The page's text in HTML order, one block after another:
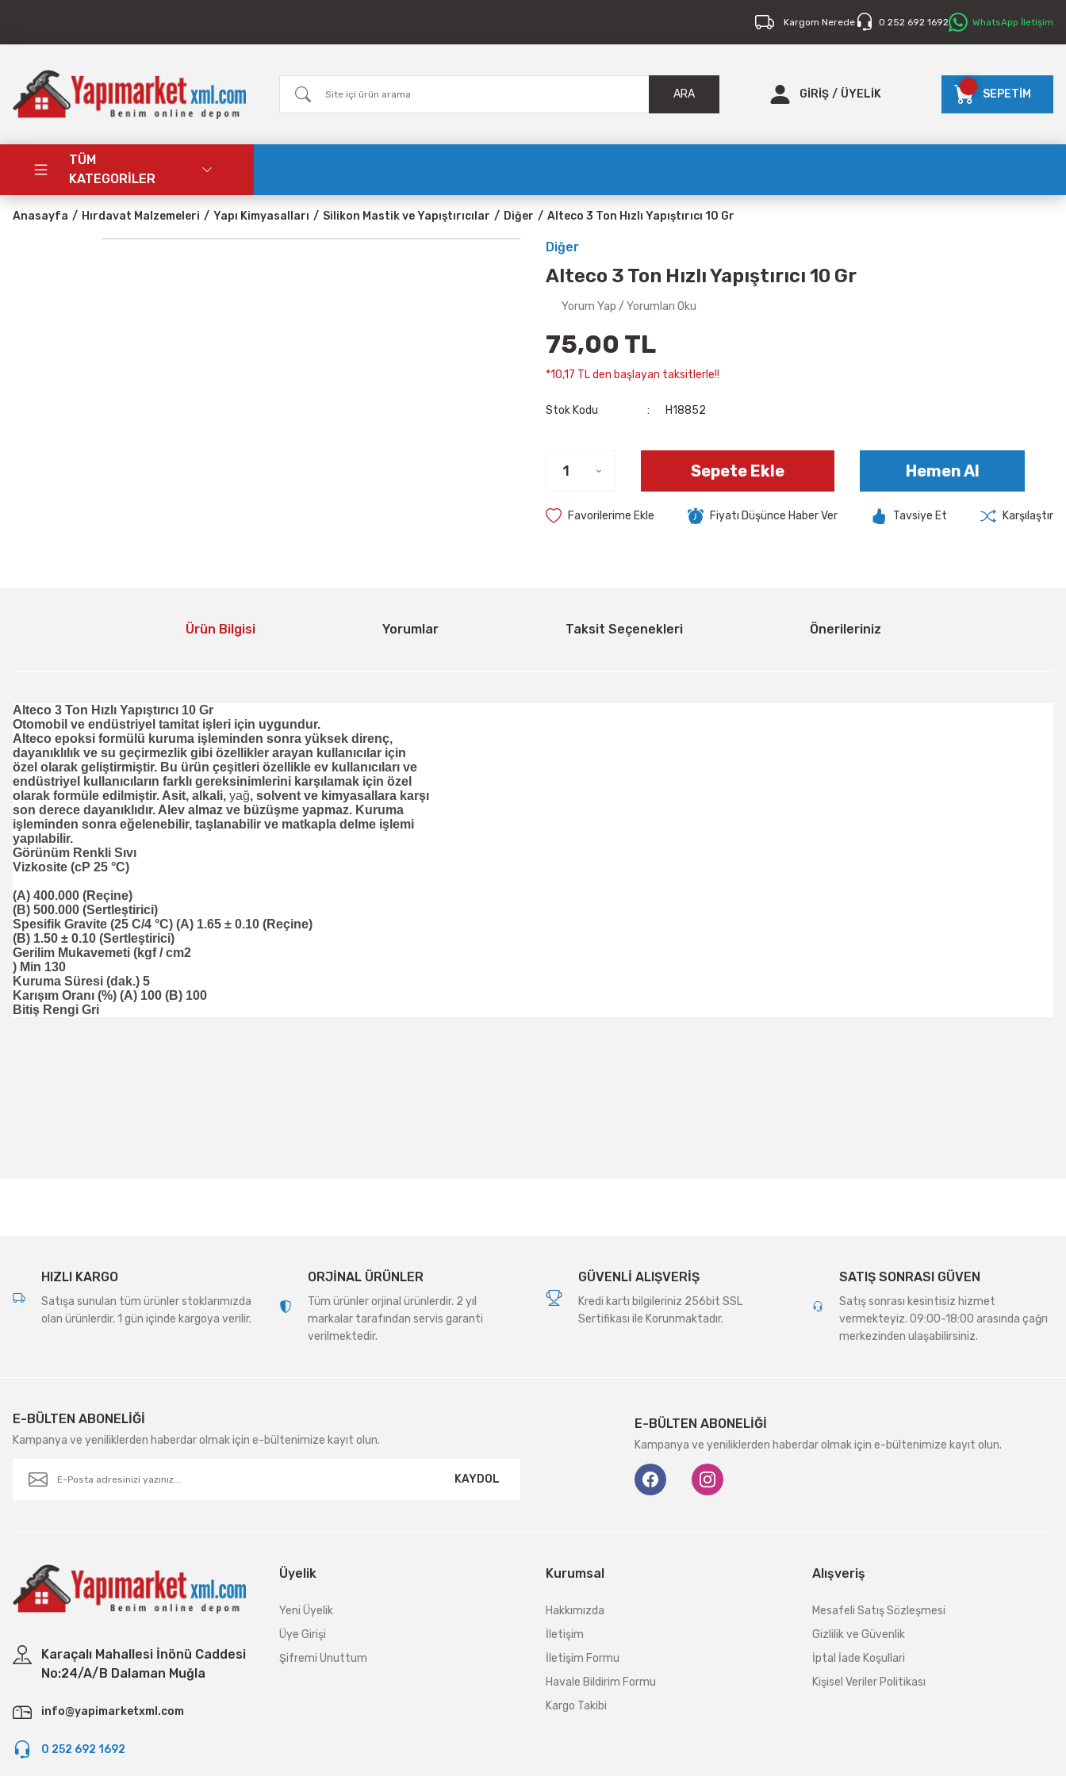
Kargom Nerede 0 252 692 1692 WhatsApp İletişim
ARA GİRİŞ / ÜYELİK SEPETİM
TÜM
KATEGORİLER
Anasayfa Hırdavat Malzemeleri Yapı Kimyasalları Silikon Mastik ve Yapıştırıcılar Diğer Alteco 3 Ton Hızlı Yapıştırıcı 10 Gr
Diğer
Alteco 3 Ton Hızlı Yapıştırıcı 10 Gr
Yorum Yap / Yorumları Oku
75,00 TL
*10,17 TL den başlayan taksitlerle!!
Stok Kodu H18852
Sepete Ekle Hemen Al
Fiyatı Düşünce Haber Ver Tavsiye Et Karşılaştır
Ürün Bilgisi Yorumlar Taksit Seçenekleri Önerileriniz
Alteco 3 Ton Hızlı Yapıştırıcı 10 Gr
Otomobil ve endüstriyel tamitat işleri için uygundur.
Alteco epoksi formülü kuruma işleminden sonra yüksek direnç,
dayanıklılık ve su geçirmezlik gibi özellikler arayan kullanıcılar için
özel olarak geliştirmiştir. Bu ürün çeşitleri özellikle ev kullanıcıları ve
endüstriyel kullanıcıların farklı gereksinimlerini karşılamak için özel
olarak formüle edilmiştir. Asit, alkali, yağ, solvent ve kimyasallara karşı
son derece dayanıklıdır. Alev almaz ve büzüşme yapmaz. Kuruma
işleminden sonra eğelenebilir, taşlanabilir ve matkapla delme işlemi
yapılabilir.
Görünüm Renkli Sıvı
Vizkosite (cP 25 °C)
(A) 400.000 (Reçine)
(B) 500.000 (Sertleştirici)
Spesifik Gravite (25 C/4 °C) (A) 1.65 ± 0.10 (Reçine)
(B) 1.50 ± 0.10 (Sertleştirici)
Gerilim Mukavemeti (kgf / cm2
) Min 130
Kuruma Süresi (dak.) 5
Karışım Oranı (%) (A) 100 (B) 100
Bitiş Rengi Gri
HIZLI KARGO
Satışa sunulan tüm ürünler stoklarımızda
olan ürünlerdir. 1 gün içinde kargoya verilir.
ORJİNAL ÜRÜNLER
Tüm ürünler orjinal ürünlerdir. 2 yıl
markalar tarafından servis garanti
verilmektedir.
GÜVENLİ ALIŞVERİŞ
Kredi kartı bilgileriniz 256bit SSL
Sertifikası ile Korunmaktadır.
SATIŞ SONRASI GÜVEN
Satış sonrası kesintisiz hizmet
vermekteyiz. 09:00-18:00 arasında çağrı
merkezinden ulaşabilirsiniz.
E-BÜLTEN ABONELİĞİ
Kampanya ve yeniliklerden haberdar olmak için e-bültenimize kayıt olun.
KAYDOL
E-BÜLTEN ABONELİĞİ
Kampanya ve yeniliklerden haberdar olmak için e-bültenimize kayıt olun.
Karaçalı Mahallesi İnönü Caddesi
No:24/A/B Dalaman Muğla
info@yapimarketxml.com
0 252 692 1692
Üyelik
Yeni Üyelik
Üye Girişi
Şifremi Unuttum
Kurumsal
Hakkımızda
İletişim
İletişim Formu
Havale Bildirim Formu
Kargo Takibi
Alışveriş
Mesafeli Satış Sözleşmesi
Gizlilik ve Güvenlik
İptal İade Koşullari
Kişisel Veriler Politikası